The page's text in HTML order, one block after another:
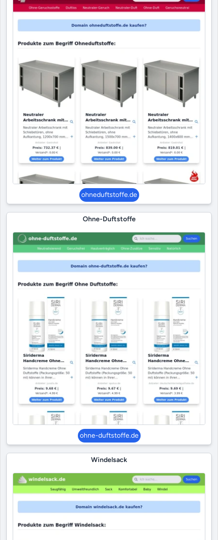
ohneduftstoffe.de
Ohne-Duftstoffe
ohne-duftstoffe.de
Windelsack